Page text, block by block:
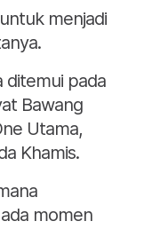
menjadi
ditemui pada
Bawang
Utama,
Khamis.
momen